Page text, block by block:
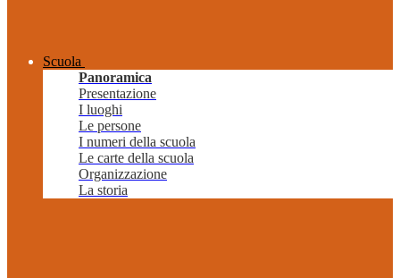
Scuola
Panoramica
Presentazione
I luoghi
Le persone
I numeri della scuola
Le carte della scuola
Organizzazione
La storia